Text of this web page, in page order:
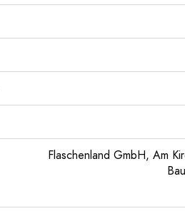
Flaschenland GmbH, Am